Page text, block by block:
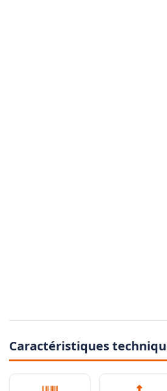
Caractéristiques